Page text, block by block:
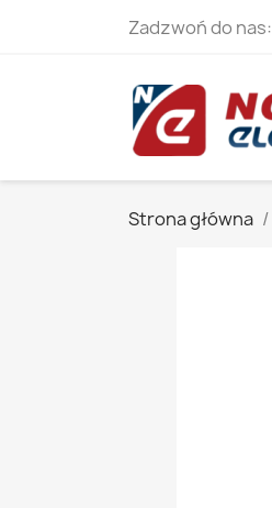
Zadzwoń do nas:
Strona główna